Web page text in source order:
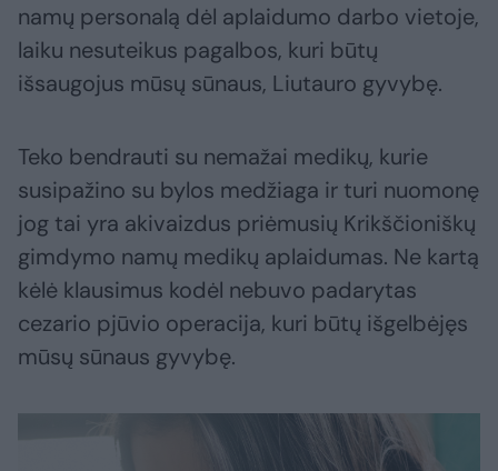
namų personalą dėl aplaidumo darbo vietoje,
laiku nesuteikus pagalbos, kuri būtų
išsaugojus mūsų sūnaus, Liutauro gyvybę.
Teko bendrauti su nemažai medikų, kurie
susipažino su bylos medžiaga ir turi nuomonę
jog tai yra akivaizdus priėmusių Krikščioniškų
gimdymo namų medikų aplaidumas. Ne kartą
kėlė klausimus kodėl nebuvo padarytas
cezario pjūvio operacija, kuri būtų išgelbėjęs
mūsų sūnaus gyvybę.